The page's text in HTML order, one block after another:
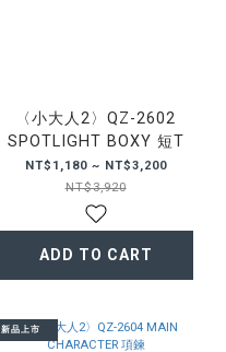
〈小大人2〉QZ-2602
SPOTLIGHT BOXY 短T
NT$1,180 ~ NT$3,200
NT$3,920
ADD TO CART
新品上市